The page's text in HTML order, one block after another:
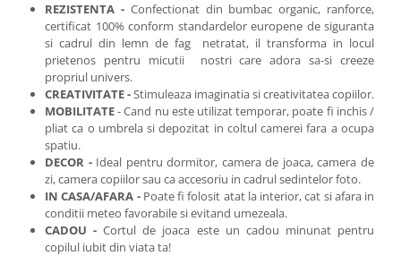
REZISTENTA - Confectionat din bumbac organic, ranforce,
certificat 100% conform standardelor europene de siguranta
si cadrul din lemn de fag netratat, il transforma in locul
prietenos pentru micutii nostri care adora sa-si creeze
propriul univers.
CREATIVITATE -Stimuleaza imaginatia si creativitatea copiilor.
MOBILITATE- Cand nu este utilizat temporar, poate fi inchis /
pliat ca o umbrela si depozitat in coltul camerei fara a ocupa
spatiu.
DECOR - Ideal pentru dormitor, camera de joaca, camera de
zi, camera copiilor sau ca accesoriu in cadrul sedintelor foto.
IN CASA/AFARA - Poate fi folosit atat la interior, cat si afara in
conditii meteo favorabile si evitand umezeala.
CADOU -Cortul de joaca este un cadou minunat pentru
copilul iubit din viata ta!